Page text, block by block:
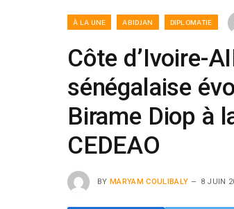
À LA UNE ABIDJAN DIPLOMATIE
Côte d’Ivoire-
sénégalaise
Birame Diop à
CEDEAO
BY MARYAM COULIBALY 8 JUIN